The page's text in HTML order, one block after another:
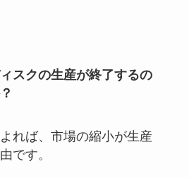
スクの生産が終了するの
れば、市場の縮小が生産
です。